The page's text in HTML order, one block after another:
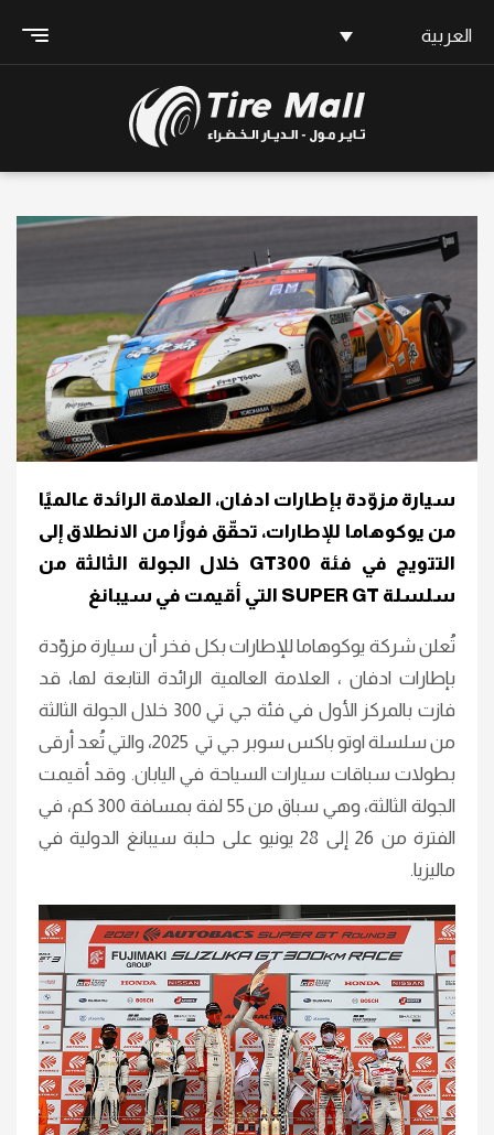
العربية
سيارة مزوّدة بإطارات ادفان، العلامة الرائدة عالميًا
من يوكوهاما للإطارات، تحقّق فوزًا من الانطلاق إلى
التتويج في فئة GT300 خلال الجولة الثالثة من
سلسلة SUPER GT التي أقيمت في سيبانغ
تُعلن شركة يوكوهاما للإطارات بكل فخر أن سيارة مزوّدة
بإطارات ادفان ، العلامة العالمية الرائدة التابعة لها، قد
فازت بالمركز الأول في فئة جي تي 300 خلال الجولة الثالثة
من سلسلة اوتو باكس سوبر جي تي 2025، والتي تُعد أرقى
بطولات سباقات سيارات السياحة في اليابان. وقد أقيمت
الجولة الثالثة، وهي سباق من 55 لفة بمسافة 300 كم، في
الفترة من 26 إلى 28 يونيو على حلبة سيبانغ الدولية في
ماليزيا.